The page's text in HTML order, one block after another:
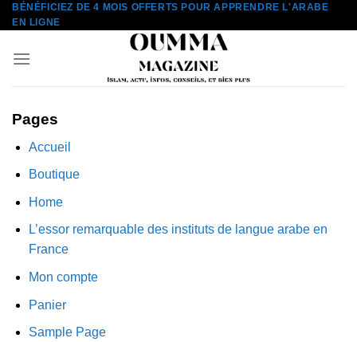
Aller
au
BÉNÉFICIEZ DE 4 MOIS OFFERTS POUR APPRENDRE L'ARABE
EN LIGNE
Pages
Accueil
Boutique
Home
L’essor remarquable des instituts de langue arabe en
France
Mon compte
Panier
Sample Page